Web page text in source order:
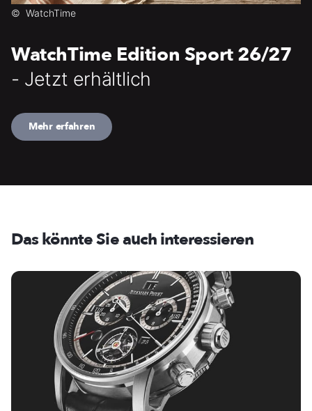
© WatchTime
WatchTime Edition Sport 26/27
- Jetzt erhältlich
Mehr erfahren
Das könnte Sie auch interessieren